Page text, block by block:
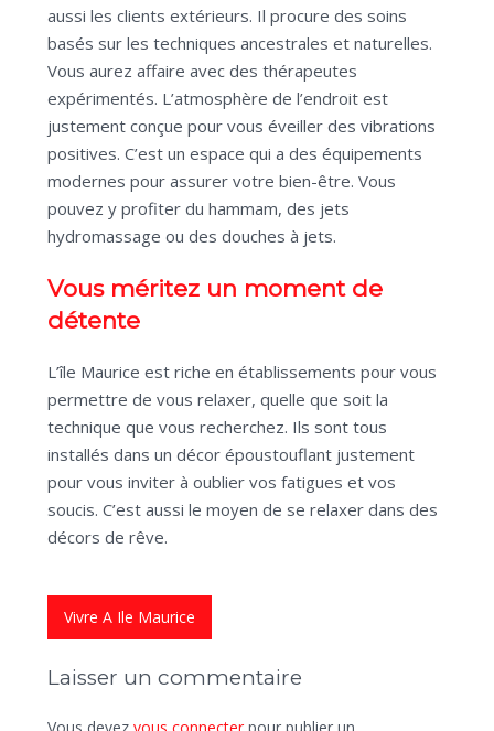
aussi les clients extérieurs. Il procure des soins
basés sur les techniques ancestrales et naturelles.
Vous aurez affaire avec des thérapeutes
expérimentés. L’atmosphère de l’endroit est
justement conçue pour vous éveiller des vibrations
positives. C’est un espace qui a des équipements
modernes pour assurer votre bien-être. Vous
pouvez y profiter du hammam, des jets
hydromassage ou des douches à jets.
Vous méritez un moment de
détente
L’île Maurice est riche en établissements pour vous
permettre de vous relaxer, quelle que soit la
technique que vous recherchez. Ils sont tous
installés dans un décor époustouflant justement
pour vous inviter à oublier vos fatigues et vos
soucis. C’est aussi le moyen de se relaxer dans des
décors de rêve.
Vivre A Ile Maurice
Laisser un commentaire
Vous devez vous connecter pour publier un